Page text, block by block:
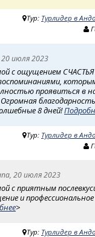
Тур: Турлидер в
июля 2023
с ощущением
проявиться в
8 дней!
Тур: Турлидер в
20 июля 2023
с приятным
и
>
Тур: Турлидер в